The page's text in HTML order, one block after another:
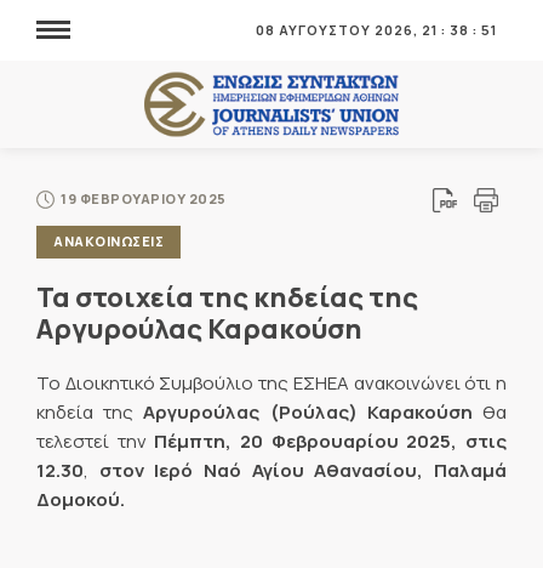
08 ΑΥΓΟΥΣΤΟΥ 2026, 21 : 38 : 53
19 ΦΕΒΡΟΥΑΡΙΟΥ 2025
ΑΝΑΚΟΙΝΩΣΕΙΣ
Τα στοιχεία της κηδείας της
Αργυρούλας Καρακούση
Το Διοικητικό Συμβούλιο της ΕΣΗΕΑ ανακοινώνει ότι η
κηδεία τηςΑργυρούλας (Ρούλας) Καρακούση θα
τελεστεί την Πέμπτη, 20 Φεβρουαρίου 2025, στις
12.30, στον Ιερό Ναό Αγίου Αθανασίου, Παλαμά
Δομοκού.